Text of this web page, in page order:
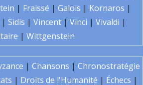
| Fraïssé | Galois | Kornaros |
| Sidis | Vincent | Vinci | Vivaldi |
| Wittgenstein
| Chansons | Chronostratégie
| Droits de l'Humanité | Échecs |